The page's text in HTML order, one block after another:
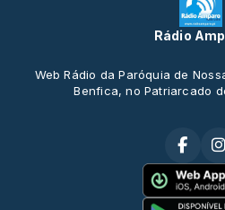
Rádio
Web Rádio da Paróquia de
Benfica, no Patriarcado